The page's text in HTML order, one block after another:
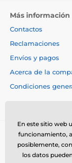
Más información
Contactos
Reclamaciones
Envíos y pagos
Acerca de la
Condiciones
En este sitio web
funcionamiento,
posiblemente,
los datos